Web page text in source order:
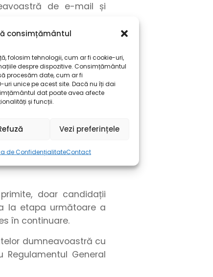
consimțământul
folosim tehnologii, cum ar fi cookie-uri,
despre dispozitive. Consimțământul
procesăm date, cum ar fi
unice pe acest site. Dacă nu îți dai
dat poate avea afecte
și funcții.
Vezi preferințele
de ConfidențialitateContact
de e-mail și
Pentru a realiza o
de export din
între formatele grafice,
mai târziu de data de
de publicare a
candidaturilor primite.
limită, în cazul
doar candidații
la etapa următoare a
în continuare.
dumneavoastră cu
General